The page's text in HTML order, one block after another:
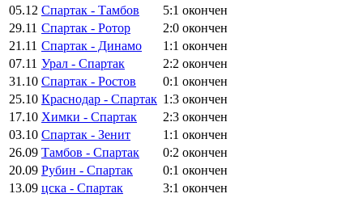
05.12 Спартак - Тамбов 5:1 окончен
29.11 Спартак - Ротор 2:0 окончен
21.11 Спартак - Динамо 1:1 окончен
07.11 Урал - Спартак 2:2 окончен
31.10 Спартак - Ростов 0:1 окончен
25.10 Краснодар - Спартак 1:3 окончен
17.10 Химки - Спартак 2:3 окончен
03.10 Спартак - Зенит 1:1 окончен
26.09 Тамбов - Спартак 0:2 окончен
20.09 Рубин - Спартак 0:1 окончен
13.09 цска - Спартак 3:1 окончен